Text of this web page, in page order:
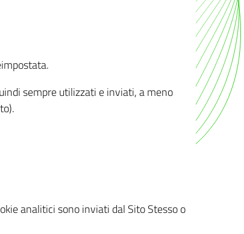
sempre utilizzati e inviati, a meno
analitici sono inviati dal Sito Stesso o